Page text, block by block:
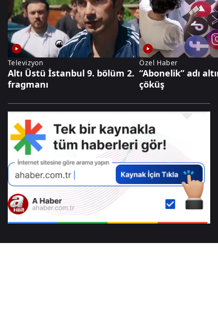
Televizyon
Altı Üstü İstanbul 9. bölüm 2.
fragmanı
Özel Haber
“Abonelik” adı
çöküş